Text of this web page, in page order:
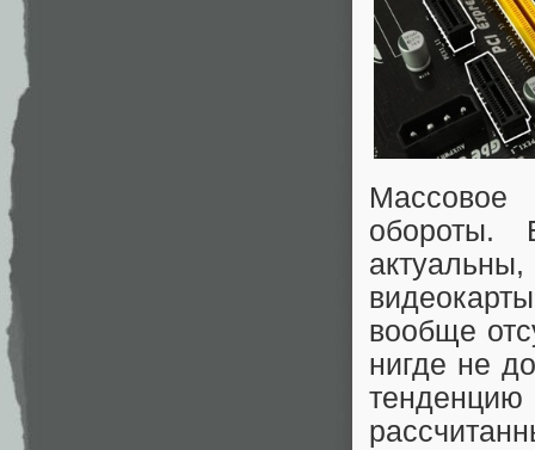
Массовое
обороты.
вообще
нигде не